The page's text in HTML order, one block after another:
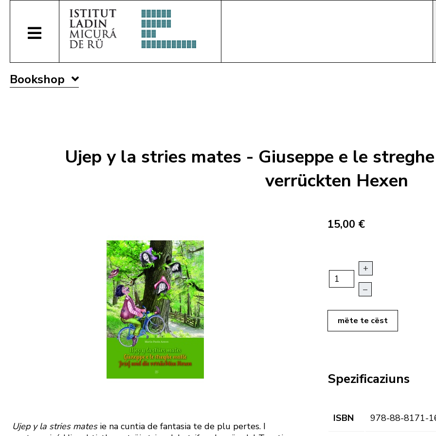
Bookshop
Ujep y la stries mates - Giuseppe e le
verrückten Hexen
Ujep y la stries matesie na cuntia de fantasia te de plu pertes. I
15,00 €
+
–
mëte te cëst
Spezificaziuns
ISBN 978-88-8171-